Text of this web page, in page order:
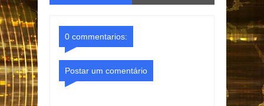
0 commentarios:
Postar um comentário